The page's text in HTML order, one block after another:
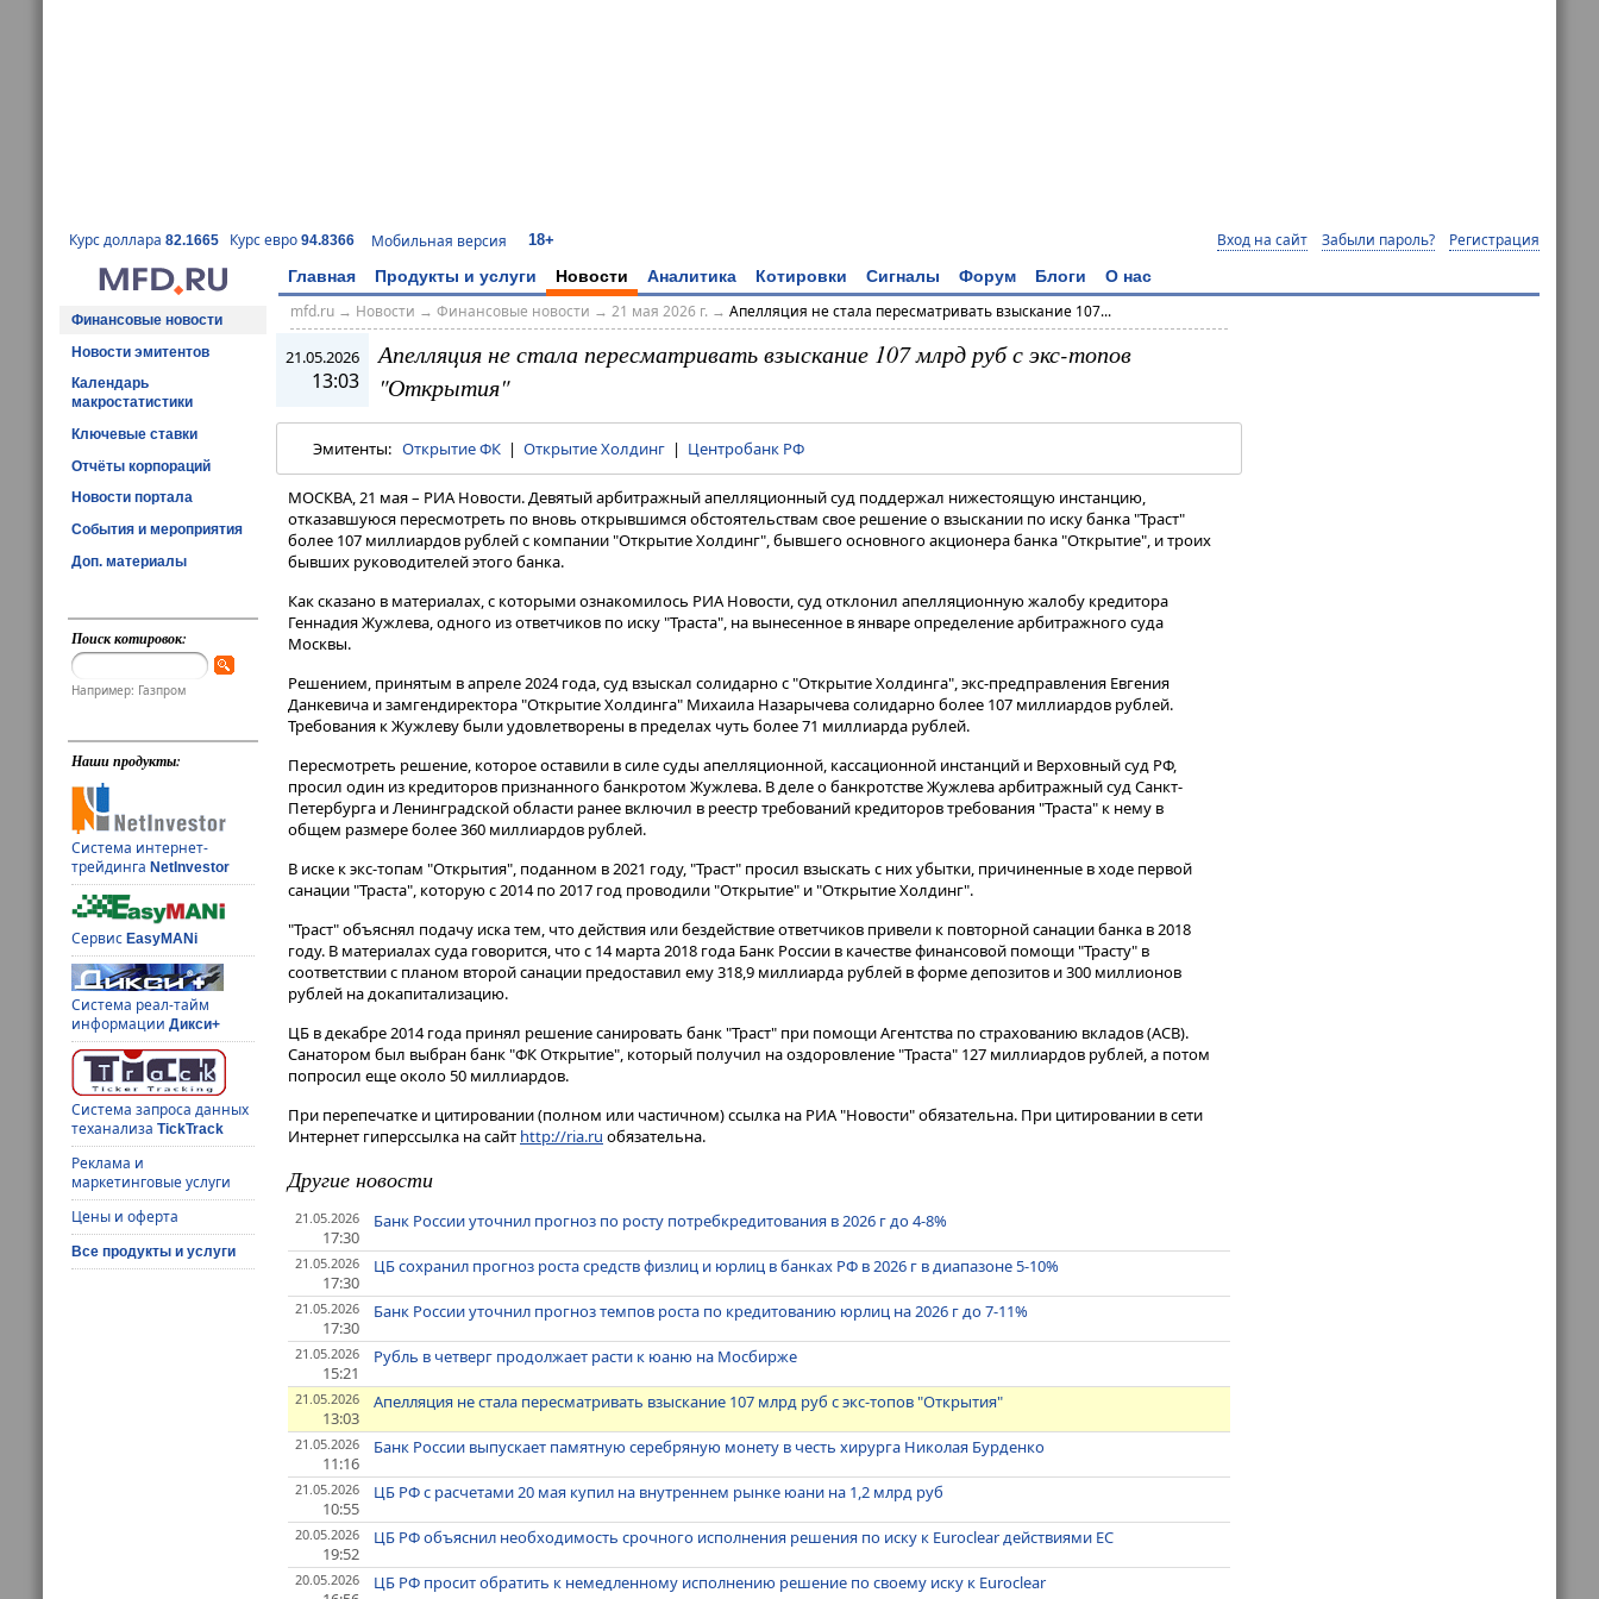
Курс доллара 82.1665 Курс евро 94.8366 Мобильная версия 18+ Вход на сайт Забыли пароль? Регистрация
Главная Продукты и услуги Новости Аналитика Котировки Сигналы Форум Блоги О нас
Финансовые новости
Новости эмитентов
Календарь
макростатистики
Ключевые ставки
Отчёты корпораций
Новости портала
События и мероприятия
Доп. материалы
Поиск котировок:
Например: Газпром
Наши продукты:
Система интернет-
трейдингаNetInvestor
СервисEasyMANi
Система реал-тайм
информацииДикси+
Система запроса данных
теханализаTickTrack
Реклама и
маркетинговые услуги
Цены и оферта
Все продукты и услуги
mfd.ru→ Новости → Финансовые новости → 21 мая 2026 г. → Апелляция не стала пересматривать взыскание 107...
21.05.2026
13:03
Апелляция не стала пересматривать взыскание 107 млрд руб с экс-топов
"Открытия"
Эмитенты: Открытие ФК | Открытие Холдинг | Центробанк РФ
МОСКВА, 21 мая – РИА Новости. Девятый арбитражный апелляционный суд поддержал нижестоящую инстанцию,
отказавшуюся пересмотреть по вновь открывшимся обстоятельствам свое решение о взыскании по иску банка "Траст"
более 107 миллиардов рублей с компании "Открытие Холдинг", бывшего основного акционера банка "Открытие", и троих
бывших руководителей этого банка.
Как сказано в материалах, с которыми ознакомилось РИА Новости, суд отклонил апелляционную жалобу кредитора
Геннадия Жужлева, одного из ответчиков по иску "Траста", на вынесенное в январе определение арбитражного суда
Москвы​​​.
Решением, принятым в апреле 2024 года, суд взыскал солидарно с "Открытие Холдинга", экс-предправления Евгения
Данкевича и замгендиректора "Открытие Холдинга" Михаила Назарычева солидарно более 107 миллиардов рублей.
Требования к Жужлеву были удовлетворены в пределах чуть более 71 миллиарда рублей.
Пересмотреть решение, которое оставили в силе суды апелляционной, кассационной инстанций и Верховный суд РФ,
просил один из кредиторов признанного банкротом Жужлева. В деле о банкротстве Жужлева арбитражный суд Санкт-
Петербурга и Ленинградской области ранее включил в реестр требований кредиторов требования "Траста" к нему в
общем размере более 360 миллиардов рублей.
В иске к экс-топам "Открытия", поданном в 2021 году, "Траст" просил взыскать с них убытки, причиненные в ходе первой
санации "Траста", которую с 2014 по 2017 год проводили "Открытие" и "Открытие Холдинг".
"Траст" объяснял подачу иска тем, что действия или бездействие ответчиков привели к повторной санации банка в 2018
году. В материалах суда говорится, что с 14 марта 2018 года Банк России в качестве финансовой помощи "Трасту" в
соответствии с планом второй санации предоставил ему 318,9 миллиарда рублей в форме депозитов и 300 миллионов
рублей на докапитализацию.
ЦБ в декабре 2014 года принял решение санировать банк "Траст" при помощи Агентства по страхованию вкладов (АСВ).
Санатором был выбран банк "ФК Открытие", который получил на оздоровление "Траста" 127 миллиардов рублей, а потом
попросил еще около 50 миллиардов.
При перепечатке и цитировании (полном или частичном) ссылка на РИА "Новости" обязательна. При цитировании в сети
Интернет гиперссылка на сайт http://ria.ru обязательна.
Другие новости
21.05.2026
17:30
Банк России уточнил прогноз по росту потребкредитования в 2026 г до 4-8%
21.05.2026
17:30
ЦБ сохранил прогноз роста средств физлиц и юрлиц в банках РФ в 2026 г в диапазоне 5-10%
21.05.2026
17:30
Банк России уточнил прогноз темпов роста по кредитованию юрлиц на 2026 г до 7-11%
21.05.2026
15:21
Рубль в четверг продолжает расти к юаню на Мосбирже
21.05.2026
13:03
Апелляция не стала пересматривать взыскание 107 млрд руб с экс-топов "Открытия"
21.05.2026
11:16
Банк России выпускает памятную серебряную монету в честь хирурга Николая Бурденко
21.05.2026
10:55
ЦБ РФ с расчетами 20 мая купил на внутреннем рынке юани на 1,2 млрд руб
20.05.2026
19:52
ЦБ РФ объяснил необходимость срочного исполнения решения по иску к Euroclear действиями ЕС
20.05.2026 ЦБ РФ просит обратить к немедленному исполнению решение по своему иску к Euroclear